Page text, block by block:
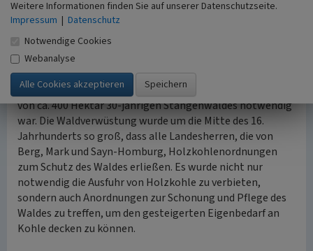
flächendeckende Abholzung ein. Harthölzer fielen der
Köhlerei in großen Mengen zum Opfer. Die natürlichen
Eichen- und vor allem Buchenbestände schrumpften in
den bergischen Wäldern auf ein gefährliches Minimum. Es
ist von Fachleuten errechnet worden, dass für die
Verhüttung von 23800 Zentnern Roheisen die Verkohlung
von ca. 400 Hektar 30-jährigen Stangenwaldes notwendig
war. Die Waldverwüstung wurde um die Mitte des 16.
Jahrhunderts so groß, dass alle Landesherren, die von
Berg, Mark und Sayn-Homburg, Holzkohlenordnungen
zum Schutz des Waldes erließen. Es wurde nicht nur
notwendig die Ausfuhr von Holzkohle zu verbieten,
sondern auch Anordnungen zur Schonung und Pflege des
Waldes zu treffen, um den gesteigerten Eigenbedarf an
Kohle decken zu können.
Weitere Informationen finden Sie auf unserer Datenschutzseite.
Impressum | Datenschutz
Notwendige Cookies
Webanalyse